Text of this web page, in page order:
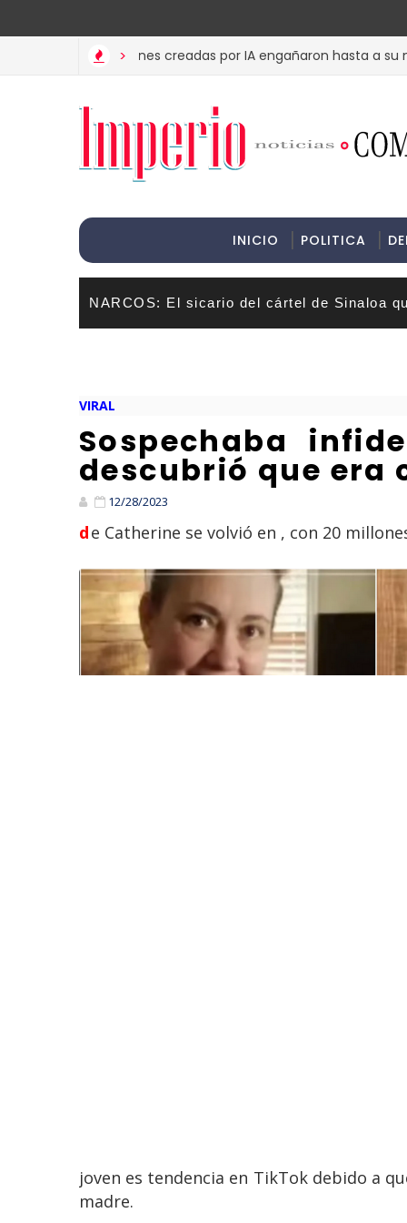
>
Estas imágenes creadas por IA engañaron hasta a su madre
INICIO POLITICA
NARCOS: El sicario del cártel de Sinaloa
VIRAL
Sospechaba
descubrió que era
12/28/2023
de Catherine se volvió en , con 20
joven es tendencia en TikTok debido a
madre.